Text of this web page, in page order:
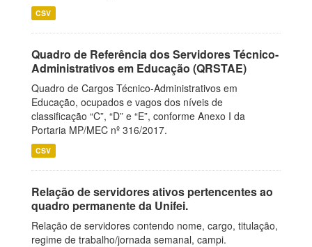
CSV
Quadro de Referência dos Servidores Técnico-
Administrativos em Educação (QRSTAE)
Quadro de Cargos Técnico-Administrativos em
Educação, ocupados e vagos dos níveis de
classificação “C”, “D” e “E”, conforme Anexo I da
Portaria MP/MEC nº 316/2017.
CSV
Relação de servidores ativos pertencentes ao
quadro permanente da Unifei.
Relação de servidores contendo nome, cargo, titulação,
regime de trabalho/jornada semanal, campi.